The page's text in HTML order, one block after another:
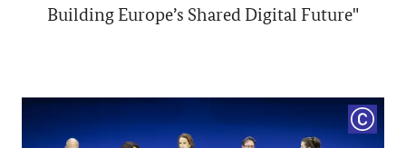
Building Europe’s Shared Digital Future"